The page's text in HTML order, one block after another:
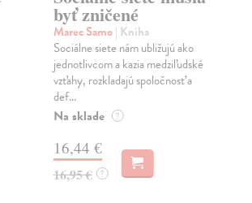
byť zničené
Marec Samo| Kniha
Sociálne siete nám ubližujú ako
jednotlivcom a kazia medziľudské
vzťahy, rozkladajú spoločnosť a
def...
Na sklade ?
16,44 €
16,95 € ?